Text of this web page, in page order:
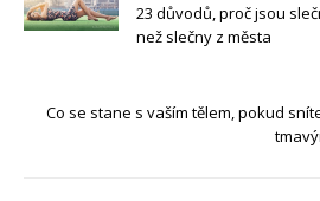
23 důvodů, proč jsou
než slečny z města
Co se stane s vaším tělem, pokud